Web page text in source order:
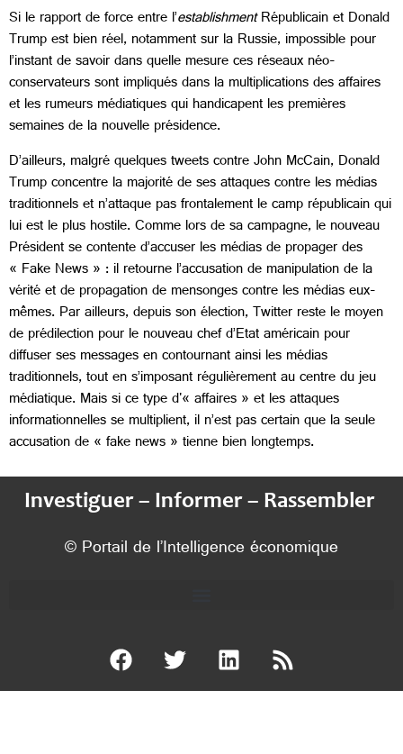
Si le rapport de force entre l’establishmentRépublicain et Donald
Trump est bien réel, notamment sur la Russie, impossible pour
l’instant de savoir dans quelle mesure ces réseaux néo-
conservateurs sont impliqués dans la multiplications des affaires
et les rumeurs médiatiques qui handicapent les premières
semaines de la nouvelle présidence.
D’ailleurs, malgré quelques tweets contre John McCain, Donald
Trump concentre la majorité de ses attaques contre les médias
traditionnels et n’attaque pas frontalement le camp républicain qui
lui est le plus hostile. Comme lors de sa campagne, le nouveau
Président se contente d’accuser les médias de propager des
« Fake News » : il retourne l’accusation de manipulation de la
vérité et de propagation de mensonges contre les médias eux-
mêmes. Par ailleurs, depuis son élection, Twitter reste le moyen
de prédilection pour le nouveau chef d’Etat américain pour
diffuser ses messages en contournant ainsi les médias
traditionnels, tout en s’imposant régulièrement au centre du jeu
médiatique. Mais si ce type d'« affaires » et les attaques
informationnelles se multiplient, il n’est pas certain que la seule
accusation de « fake news » tienne bien longtemps.
Investiguer – Informer – Rassembler
© Portail de l’Intelligence économique